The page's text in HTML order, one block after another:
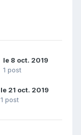
le 8 oct. 2019
1 post
le 21 oct. 2019
1 post